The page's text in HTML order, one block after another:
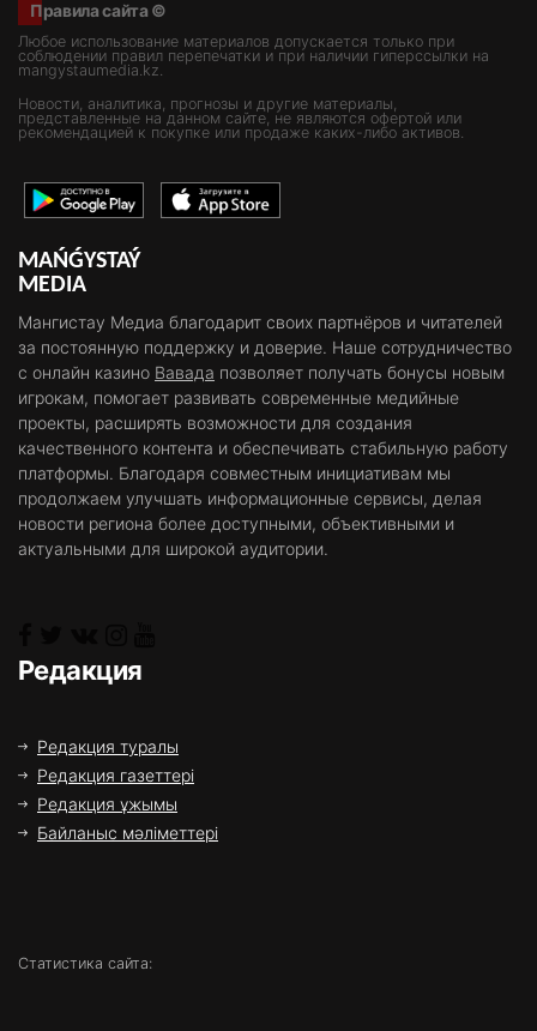
Правила сайта ©
Любое использование материалов допускается только при
соблюдении правил перепечатки и при наличии гиперссылки на
mangystaumedia.kz.
Новости, аналитика, прогнозы и другие материалы,
представленные на данном сайте, не являются офертой или
рекомендацией к покупке или продаже каких-либо активов.
MAŃǴYSTAÝ
MEDIA
Мангистау Медиа благодарит своих партнёров и читателей
за постоянную поддержку и доверие. Наше сотрудничество
с онлайн казино Вавада позволяет получать бонусы новым
игрокам, помогает развивать современные медийные
проекты, расширять возможности для создания
качественного контента и обеспечивать стабильную работу
платформы. Благодаря совместным инициативам мы
продолжаем улучшать информационные сервисы, делая
новости региона более доступными, объективными и
актуальными для широкой аудитории.
Редакция
Редакция туралы
Редакция газеттері
Редакция ұжымы
Байланыс мәліметтері
Статистика сайта: